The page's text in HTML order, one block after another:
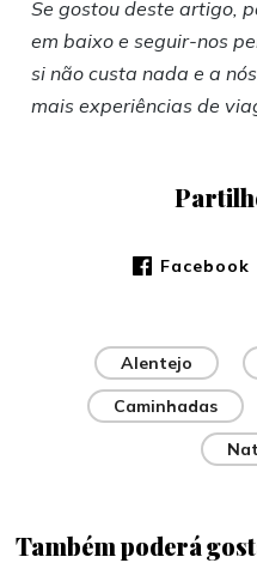
Se gostou deste artigo,
em baixo e seguir-nos
si não custa nada e a
mais experiências de
Facebook
Alentejo
Caminhadas
Também poderá